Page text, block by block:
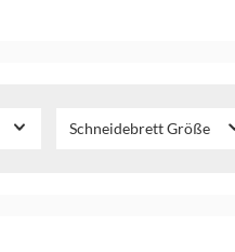
Schneidebrett Größe